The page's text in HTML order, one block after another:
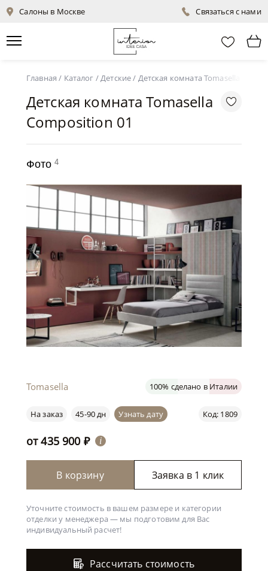
Салоны в Москве Связаться с нами
Главная / Каталог /Детские/ Детская комната Tomasella
Детская комната Tomasella
Composition 01
Фото 4
Tomasella 100% сделано в Италии
Код: 1809
На заказ 45-90 дн Узнать дату
от435 900 ₽ i
В корзину Заявка в 1 клик
Уточните стоимость в вашем размере и категории
отделки у менеджера — мы подготовим для Вас
индивидуальный расчет!
Рассчитать стоимость